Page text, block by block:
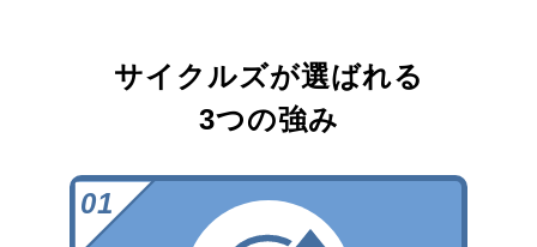
サイクルズが選ばれる
3つの強み